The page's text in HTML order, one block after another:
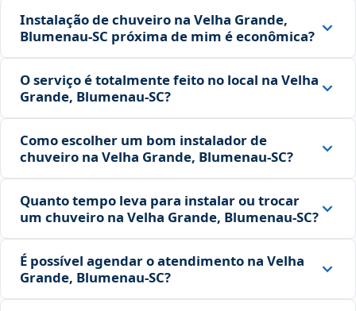
Instalação de chuveiro na Velha Grande,
Blumenau‑SC próxima de mim é econômica?
O serviço é totalmente feito no local na Velha
Grande, Blumenau‑SC?
Como escolher um bom instalador de
chuveiro na Velha Grande, Blumenau‑SC?
Quanto tempo leva para instalar ou trocar
um chuveiro na Velha Grande, Blumenau‑SC?
É possível agendar o atendimento na Velha
Grande, Blumenau‑SC?